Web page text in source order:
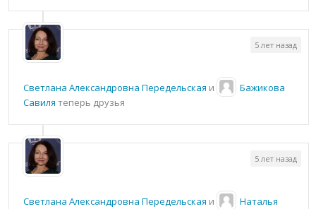
Светлана Александровна Передельская и
Бажикова
Савиля теперь друзья
5 лет назад
Светлана Александровна Передельская и
Наталья
5 лет назад